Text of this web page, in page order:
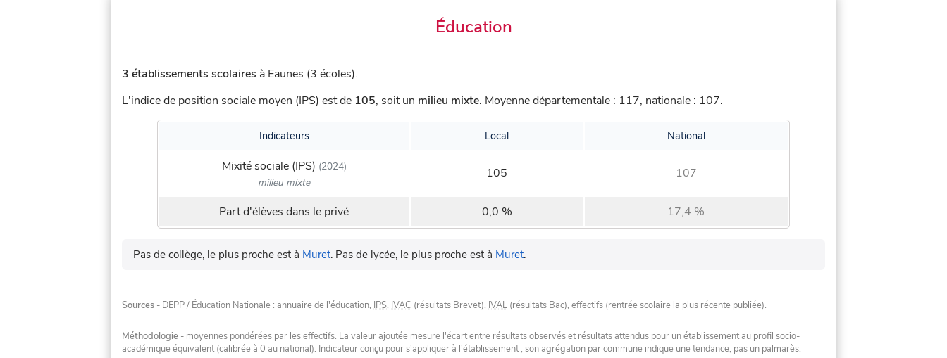
Éducation
3 établissements scolaires à Eaunes (3 écoles).
L'indice de position sociale moyen (IPS) est de 105, soit un milieu mixte. Moyenne départementale : 117, nationale : 107.
Indicateurs Local National
Mixité sociale (IPS) (2024)
milieu mixte
105 107
Part d'élèves dans le privé 0,0 % 17,4 %
Pas de collège, le plus proche est à Muret. Pas de lycée, le plus proche est à Muret.
Sources - DEPP / Éducation Nationale : annuaire de l'éducation, IPS, IVAC (résultats Brevet), IVAL (résultats Bac), effectifs (rentrée scolaire la plus récente publiée).
Méthodologie - moyennes pondérées par les effectifs. La valeur ajoutée mesure l'écart entre résultats observés et résultats attendus pour un établissement au profil socio-
académique équivalent (calibrée à 0 au national). Indicateur conçu pour s'appliquer à l'établissement ; son agrégation par commune indique une tendance, pas un palmarès.